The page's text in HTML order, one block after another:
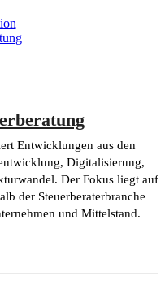
Entwicklungen aus den
Digitalisierung,
Der Fokus liegt auf
der Steuerberaterbranche
und Mittelstand.